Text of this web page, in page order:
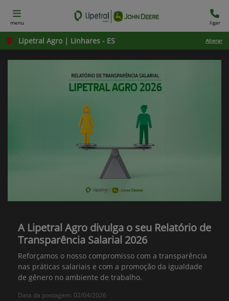
menu ligar
Lipetral Agro | Linhares - ES Alterar
A Lipetral Agro divulga o seu Relatório de
Transparência Salarial 2026
Reforçamos o nosso compromisso com a transparência
nas práticas salariais e com a promoção da igualdade
de gênero no ambiente de trabalho.
Data da postagem: 02/04/2026